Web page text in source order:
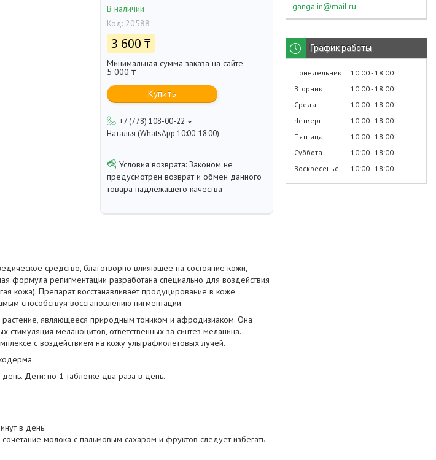
В наличии
Код: 20588
3 600 ₸
Минимальная сумма заказа на сайте —
5 000 ₸
Купить
+7 (778) 108-00-22
Наталья (WhatsApp 10:00-18:00)
Законом не
предусмотрен возврат и обмен данного
товара надлежащего качества
средство, благотворно влияющее на состояние кожи,
формула репигментации разработана специально для воздействия
кожа). Препарат восстанавливает продуцирование в коже
способствуя восстановлению пигментации.
являющееся природным тоником и афродизиаком. Она
меланоцитов, ответственных за синтез меланина.
с воздействием на кожу ультрафиолетовых лучей.
Дети: по 1 таблетке два раза в день.
в день.
молока с пальмовым сахаром и фруктов следует избегать
ganga.in@mail.ru
График работы
Понедельник 10:00 18:00
Вторник
10:00 18:00
Среда
10:00 18:00
Четверг
10:00 18:00
Пятница
10:00 18:00
Суббота
10:00 18:00
Воскресенье
10:00 18:00